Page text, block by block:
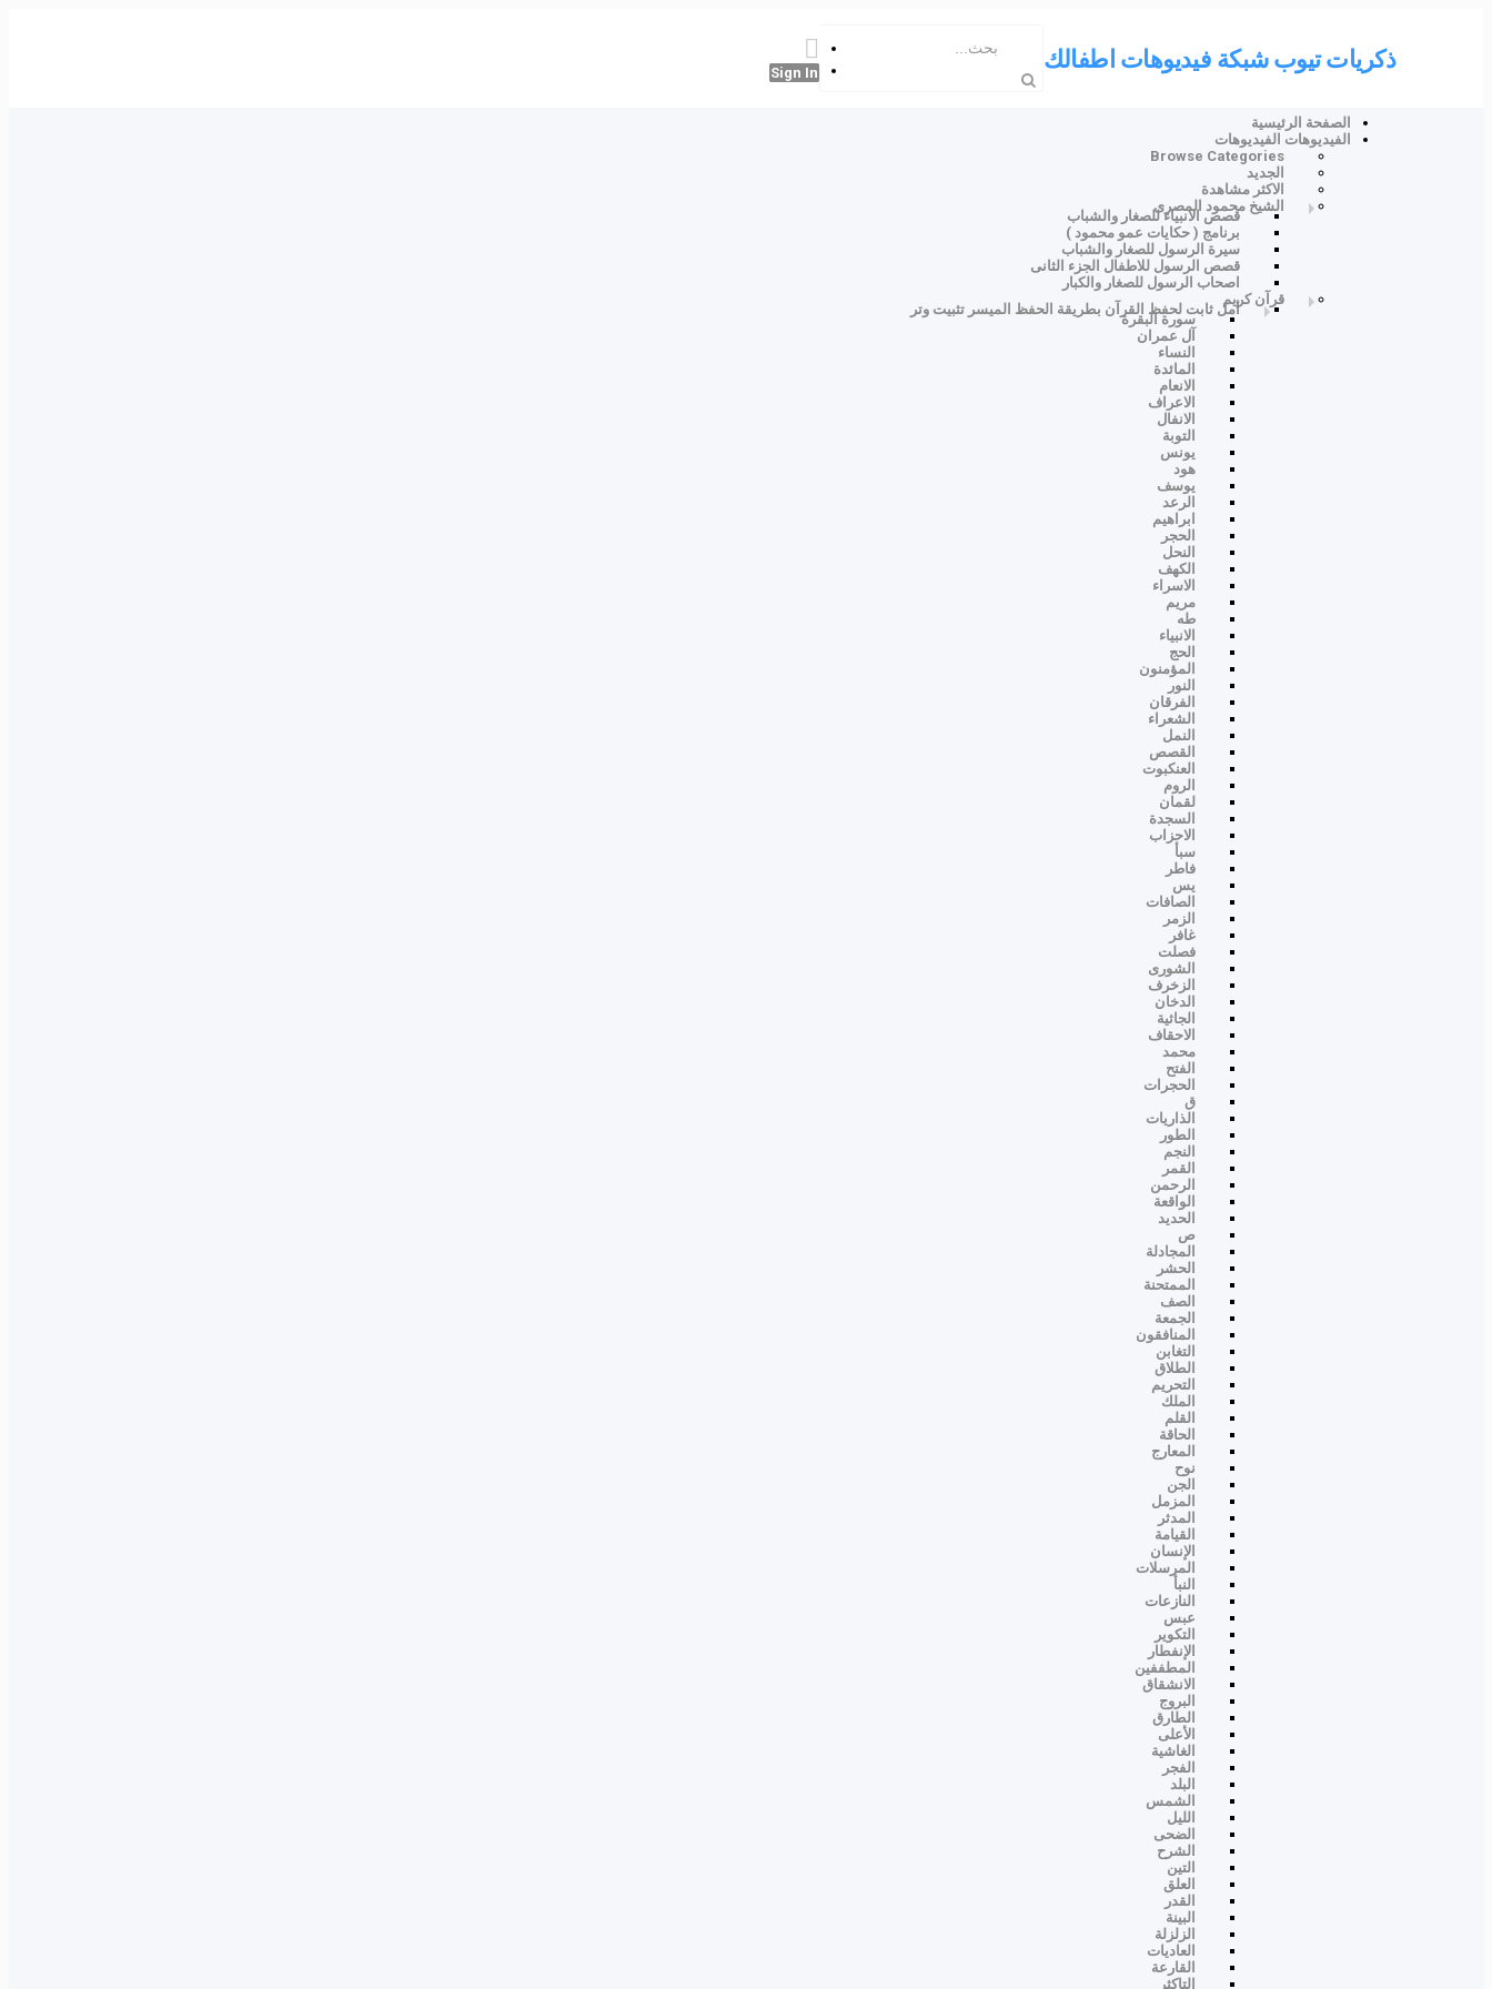
ذكريات تيوب شبكة فيديوهات اطفالك Sign In
الصفحة الرئيسية
الفيديوهات الفيديوهات
Browse Categories
الجديد
الاكثر مشاهدة
الشيخ محمود المصرى
قصص الانبياء للصغار والشباب
برنامج ( حكايات عمو محمود )
سيرة الرسول للصغار والشباب
قصص الرسول للاطفال الجزء الثانى
اصحاب الرسول للصغار والكبار
قرآن كريم
أمل ثابت لحفظ القرآن بطريقة الحفظ الميسر تثبيت وتر
سورة البقرة
آل عمران
النساء
المائدة
الانعام
الاعراف
الانفال
التوبة
يونس
هود
يوسف
الرعد
ابراهيم
الحجر
النحل
الكهف
الاسراء
مريم
طه
الانبياء
الحج
المؤمنون
النور
الفرقان
الشعراء
النمل
القصص
العنكبوت
الروم
لقمان
السجدة
الاحزاب
سبأ
فاطر
يس
الصافات
الزمر
غافر
فصلت
الشورى
الزخرف
الدخان
الجاثية
الاحقاف
محمد
الفتح
الحجرات
ق
الذاريات
الطور
النجم
القمر
الرحمن
الواقعة
الحديد
ص
المجادلة
الحشر
الممتحنة
الصف
الجمعة
المنافقون
التغابن
الطلاق
التحريم
الملك
القلم
الحاقة
المعارج
نوح
الجن
المزمل
المدثر
القيامة
الإنسان
المرسلات
النبأ
النازعات
عبس
التكوير
الإنفطار
المطففين
الانشقاق
البروج
الطارق
الأعلى
الغاشية
الفجر
البلد
الشمس
الليل
الضحى
الشرح
التين
العلق
القدر
البينة
الزلزلة
العاديات
القارعة
التاكثر